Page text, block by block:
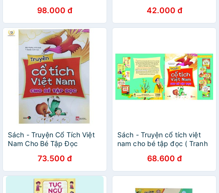
98.000 đ
quyển, lẻ tùy chọn)
42.000 đ
Sách - Truyện Cổ Tích Việt
Nam Cho Bé Tập Đọc
73.500 đ
Sách - Truyện cổ tích việt
nam cho bé tập đọc ( Tranh
68.600 đ